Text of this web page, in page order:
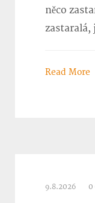
něco
Read More
9.8.2026 0